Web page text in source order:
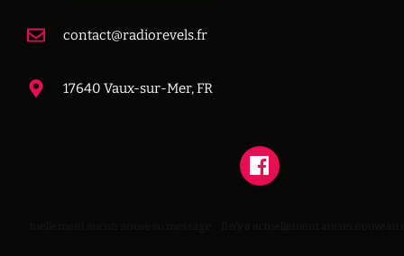
Il n’y a actuellement aucun nouveau
contact@radiorevels.fr
17640 Vaux-sur-Mer, FR